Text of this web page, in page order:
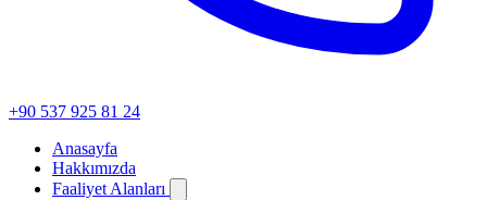
+90 537 925 81 24
Anasayfa
Hakkımızda
Faaliyet Alanları